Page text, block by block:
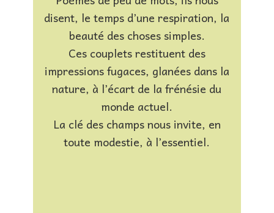
disent, le temps d’une respiration, la
beauté des choses simples.
Ces couplets restituent des
impressions fugaces, glanées dans la
nature, à l’écart de la frénésie du
monde actuel.
La clé des champs nous invite, en
toute modestie, à l’essentiel.